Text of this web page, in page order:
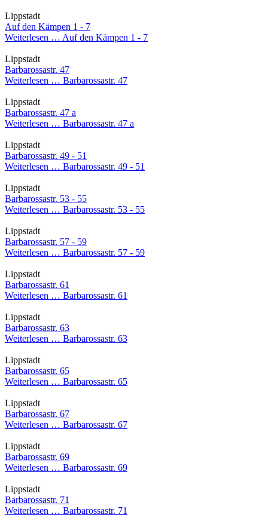
Lippstadt
Auf den Kämpen 1 - 7
Weiterlesen … Auf den Kämpen 1 - 7
Lippstadt
Barbarossastr. 47
Weiterlesen … Barbarossastr. 47
Lippstadt
Barbarossastr. 47 a
Weiterlesen … Barbarossastr. 47 a
Lippstadt
Barbarossastr. 49 - 51
Weiterlesen … Barbarossastr. 49 - 51
Lippstadt
Barbarossastr. 53 - 55
Weiterlesen … Barbarossastr. 53 - 55
Lippstadt
Barbarossastr. 57 - 59
Weiterlesen … Barbarossastr. 57 - 59
Lippstadt
Barbarossastr. 61
Weiterlesen … Barbarossastr. 61
Lippstadt
Barbarossastr. 63
Weiterlesen … Barbarossastr. 63
Lippstadt
Barbarossastr. 65
Weiterlesen … Barbarossastr. 65
Lippstadt
Barbarossastr. 67
Weiterlesen … Barbarossastr. 67
Lippstadt
Barbarossastr. 69
Weiterlesen … Barbarossastr. 69
Lippstadt
Barbarossastr. 71
Weiterlesen … Barbarossastr. 71